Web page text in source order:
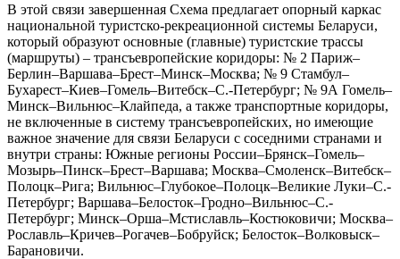
В этой связи завершенная Схема предлагает опорный каркас
национальной туристско-рекреационной системы Беларуси,
который образуют основные (главные) туристские трассы
(маршруты) – трансъевропейские коридоры: № 2 Париж–
Берлин–Варшава–Брест–Минск–Москва; № 9 Стамбул–
Бухарест–Киев–Гомель–Витебск–С.-Петербург; № 9А Гомель–
Минск–Вильнюс–Клайпеда, а также транспортные коридоры,
не включенные в систему трансъевропейских, но имеющие
важное значение для связи Беларуси с соседними странами и
внутри страны: Южные регионы России–Брянск–Гомель–
Мозырь–Пинск–Брест–Варшава; Москва–Смоленск–Витебск–
Полоцк–Рига; Вильнюс–Глубокое–Полоцк–Великие Луки–С.-
Петербург; Варшава–Белосток–Гродно–Вильнюс–С.-
Петербург; Минск–Орша–Мстиславль–Костюковичи; Москва–
Рославль–Кричев–Рогачев–Бобруйск; Белосток–Волковыск–
Барановичи.